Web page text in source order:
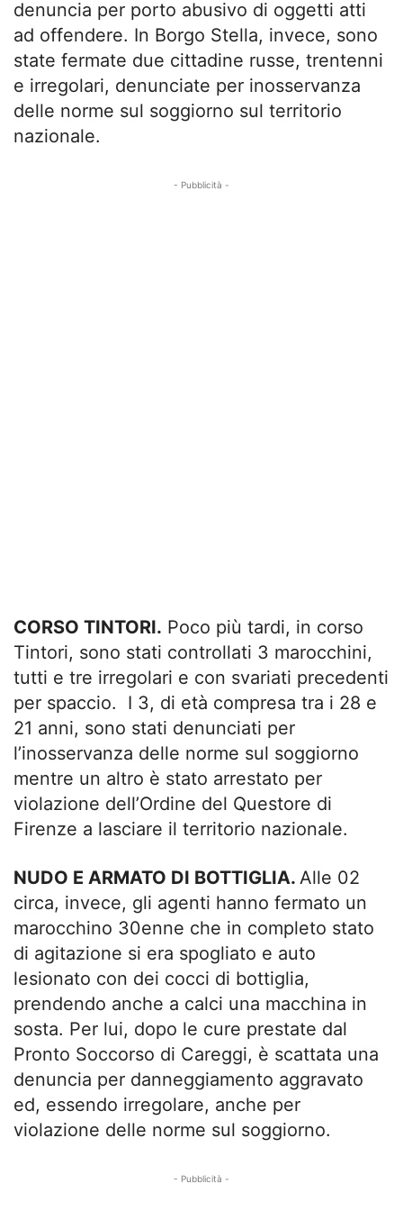
denuncia per porto abusivo di oggetti atti
ad offendere. In Borgo Stella, invece, sono
state fermate due cittadine russe, trentenni
e irregolari, denunciate per inosservanza
delle norme sul soggiorno sul territorio
nazionale.
- Pubblicità -
CORSO TINTORI. Poco più tardi, in corso
Tintori, sono stati controllati 3 marocchini,
tutti e tre irregolari e con svariati precedenti
per spaccio. I 3, di età compresa tra i 28 e
21 anni, sono stati denunciati per
l’inosservanza delle norme sul soggiorno
mentre un altro è stato arrestato per
violazione dell’Ordine del Questore di
Firenze a lasciare il territorio nazionale.
NUDO E ARMATO DI BOTTIGLIA. Alle 02
circa, invece, gli agenti hanno fermato un
marocchino 30enne che in completo stato
di agitazione si era spogliato e auto
lesionato con dei cocci di bottiglia,
prendendo anche a calci una macchina in
sosta. Per lui, dopo le cure prestate dal
Pronto Soccorso di Careggi, è scattata una
denuncia per danneggiamento aggravato
ed, essendo irregolare, anche per
violazione delle norme sul soggiorno.
- Pubblicità -